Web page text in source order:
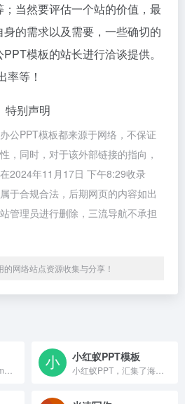
当然要评估一个站的价值，最
的需求以及需要，一些确切的
模板的站长进行洽谈提供。
率等！
特别声明
公PPT模板都来源于网络，不保证
，同时，对于该外部链接的指向，
2024年11月17日 下午8:29收录
于合规合法，后期网页的内容如出
管理员进行删除，三流导航不承担
网络站点资源收集与分享！
小红蚁PPT模板